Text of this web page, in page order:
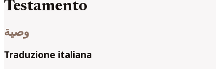
Testamento
وصية
Traduzione italiana